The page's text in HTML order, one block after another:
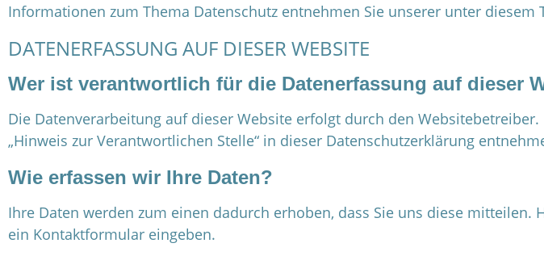
Informationen zum Thema Datenschutz entnehmen Sie unserer unter diesem
DATENERFASSUNG AUF DIESER WEBSITE
Wer ist verantwortlich für die Datenerfassung auf dieser
Die Datenverarbeitung auf dieser Website erfolgt durch den
„Hinweis zur Verantwortlichen Stelle“ in dieser Datenschutzerklärung
Wie erfassen wir Ihre Daten?
Ihre Daten werden zum einen dadurch erhoben, dass Sie uns diese mitteilen.
ein Kontaktformular eingeben.